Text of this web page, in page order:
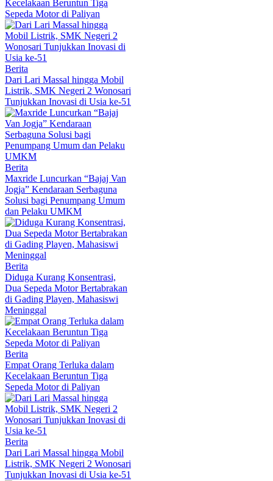
Kecelakaan Beruntun Tiga
Sepeda Motor di Paliyan
Berita
Dari Lari Massal hingga Mobil
Listrik, SMK Negeri 2 Wonosari
Tunjukkan Inovasi di Usia ke-51
Berita
Maxride Luncurkan “Bajaj Van
Jogja” Kendaraan Serbaguna
Solusi bagi Penumpang Umum
dan Pelaku UMKM
Berita
Diduga Kurang Konsentrasi,
Dua Sepeda Motor Bertabrakan
di Gading Playen, Mahasiswi
Meninggal
Berita
Empat Orang Terluka dalam
Kecelakaan Beruntun Tiga
Sepeda Motor di Paliyan
Berita
Dari Lari Massal hingga Mobil
Listrik, SMK Negeri 2 Wonosari
Tunjukkan Inovasi di Usia ke-51